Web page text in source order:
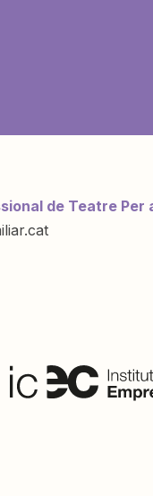
de Teatre Per